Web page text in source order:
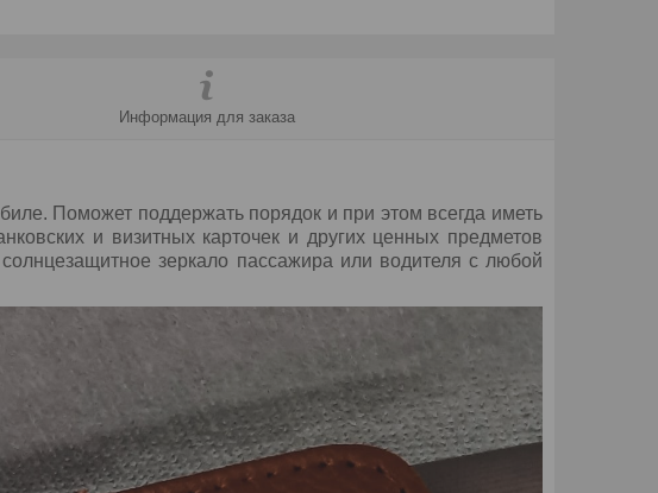
Информация для заказа
Поможет поддержать порядок и при этом всегда иметь
и визитных карточек и других ценных предметов
зеркало пассажира или водителя с любой